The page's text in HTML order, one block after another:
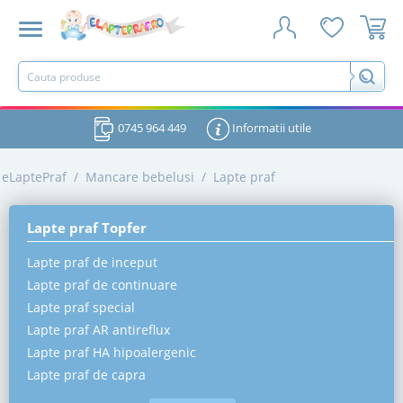
0745 964 449 Informatii utile
eLaptePraf / Mancare bebelusi / Lapte praf
Lapte praf Topfer
Lapte praf de inceput
Lapte praf de continuare
Lapte praf special
Lapte praf AR antireflux
Lapte praf HA hipoalergenic
Lapte praf de capra